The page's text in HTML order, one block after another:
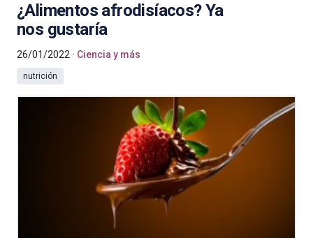
¿Alimentos afrodisíacos? Ya
nos gustaría
26/01/2022 Ciencia y más
nutrición